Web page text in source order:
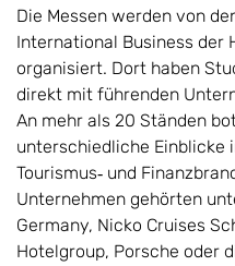
Die Messen werden von
International Business der
organisiert. Dort haben
direkt mit führenden
An mehr als 20 Ständen
unterschiedliche Einblicke
Tourismus‑ und
Unternehmen gehörten
Germany, Nicko Cruises
Hotelgroup, Porsche oder